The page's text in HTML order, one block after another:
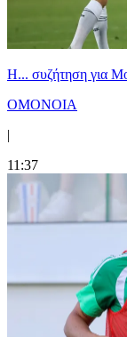
Η... συζήτηση για
ΟΜΟΝΟΙΑ
|
11:37